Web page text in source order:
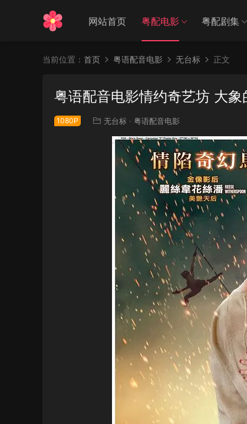
网站首页 粤配电影 粤配剧集
当前位置： 首页 粤语配音电影 无台标 正文
粤语配音电影情约奇艺坊 大
1080P 无台标 · 粤语配音电影